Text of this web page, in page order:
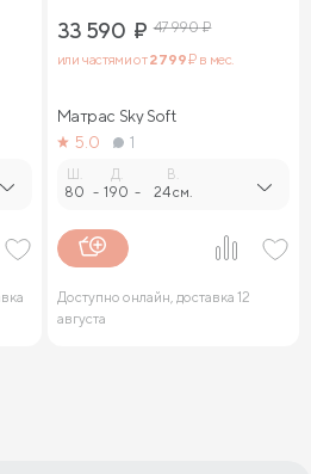
33 590 ₽ 47 990₽
или частями от2 799₽ в мес.
Матрас Sky Soft
5.0
1
Ш.
80 -
Д.
190 -
В.
24 см.
Доступно онлайн, доставка 12
августа